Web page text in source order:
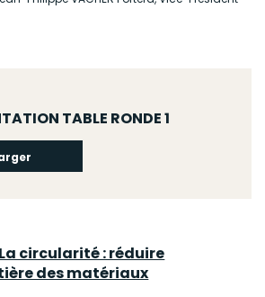
TABLE RONDE 1
circularité : réduire
des matériaux